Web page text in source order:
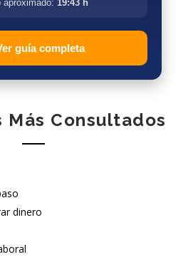
aproximado: 19:43 h
guía completa
Más Consultados
dinero